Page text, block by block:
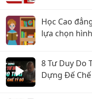
Học Cao
lựa chọn
8 Tư Duy Do
Dựng Đế